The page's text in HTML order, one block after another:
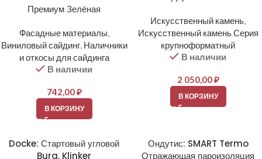
Премиум Зелёная
Фасадные материалы,
Виниловый сайдинг, Наличники
и откосы для сайдинга
В наличии
742,00₽
В КОРЗИНУ
Искусственный камень,
Искусственный камень Серия
крупноформатный
В наличии
2 050,00₽
В КОРЗИНУ
Docke: Стартовый угловой
Burg, Klinker
Ондутис: SMART Termo
Отражающая пароизоляция